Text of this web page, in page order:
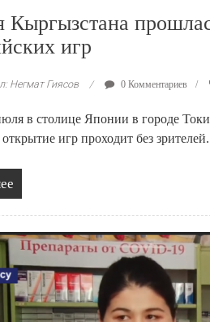
Кыргызстана
игр
Негмат Гиясов 0 Комментариев
в столице Японии в городе
игр проходит без